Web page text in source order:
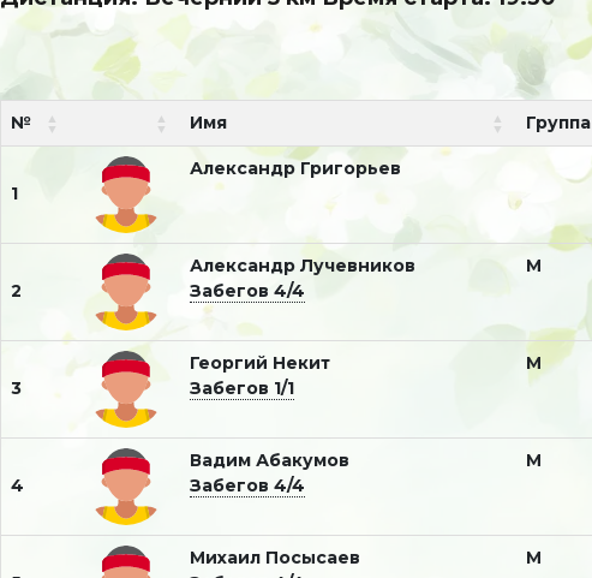
№ Имя Группа
1
Александр Григорьев
2
Александр Лучевников
Забегов 4/4
М
3
Георгий Некит
Забегов 1/1
М
4
Вадим Абакумов
Забегов 4/4
М
Михаил Посысаев
М